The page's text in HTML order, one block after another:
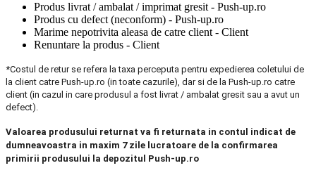
Produs livrat / ambalat / imprimat gresit - Push-up.ro
Produs cu defect (neconform) - Push-up.ro
Marime nepotrivita aleasa de catre client - Client
Renuntare la produs - Client
*Costul de retur se refera la taxa perceputa pentru expedierea coletului de
la client catre Push-up.ro (in toate cazurile), dar si de la Push-up.ro catre
client (in cazul in care produsul a fost livrat / ambalat gresit sau a avut un
defect).
Valoarea produsului returnat va fi returnata in contul indicat de
dumneavoastra in maxim 7 zile lucratoare de la confirmarea
primirii produsului la depozitul Push-up.ro